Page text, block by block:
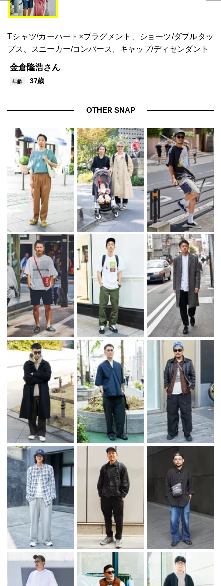
Tシャツ/カーハート×ブラグメント、ショーツ/ダブルタッ
プス、スニーカー/コンバース、キャップ/ディセンダント
金倉隆浩さん
年齢 37歳
OTHER SNAP